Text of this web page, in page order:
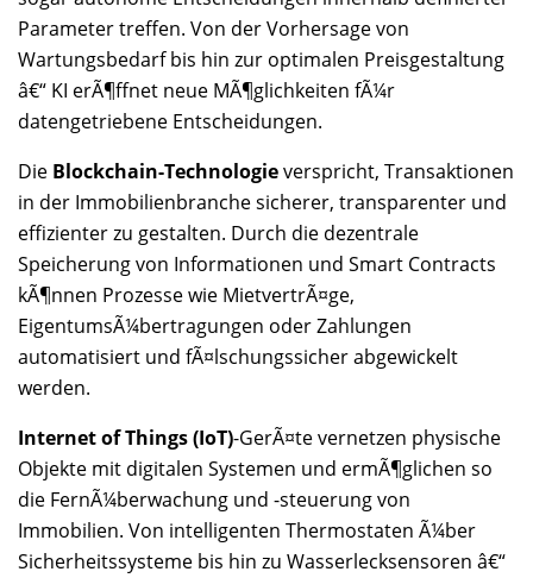
Parameter treffen. Von der Vorhersage von
Wartungsbedarf bis hin zur optimalen Preisgestaltung
â€“ KI erÃ¶ffnet neue MÃ¶glichkeiten fÃ¼r
datengetriebene Entscheidungen.
Die Blockchain-Technologieverspricht, Transaktionen
in der Immobilienbranche sicherer, transparenter und
effizienter zu gestalten. Durch die dezentrale
Speicherung von Informationen und Smart Contracts
kÃ¶nnen Prozesse wie MietvertrÃ¤ge,
EigentumsÃ¼bertragungen oder Zahlungen
automatisiert und fÃ¤lschungssicher abgewickelt
werden.
Internet of Things (IoT)-GerÃ¤te vernetzen physische
Objekte mit digitalen Systemen und ermÃ¶glichen so
die FernÃ¼berwachung und -steuerung von
Immobilien. Von intelligenten Thermostaten Ã¼ber
Sicherheitssysteme bis hin zu Wasserlecksensoren â€“